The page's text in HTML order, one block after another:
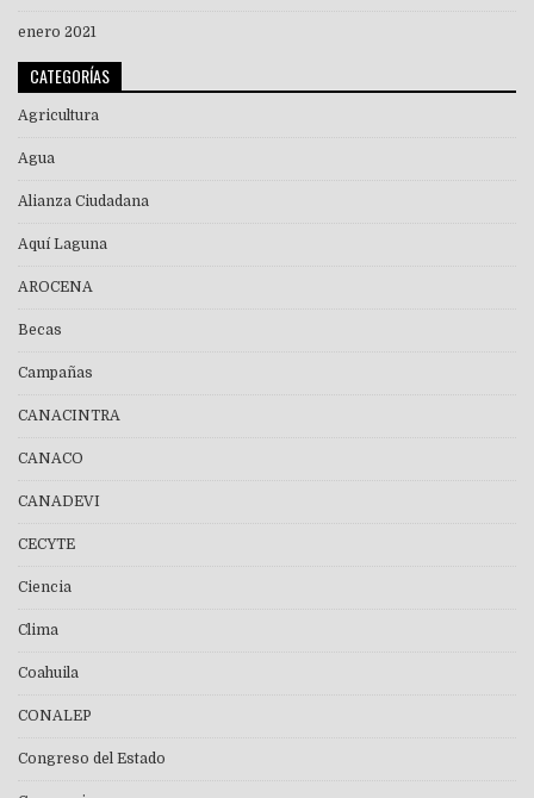
enero 2021
CATEGORÍAS
Agricultura
Agua
Alianza Ciudadana
Aquí Laguna
AROCENA
Becas
Campañas
CANACINTRA
CANACO
CANADEVI
CECYTE
Ciencia
Clima
Coahuila
CONALEP
Congreso del Estado